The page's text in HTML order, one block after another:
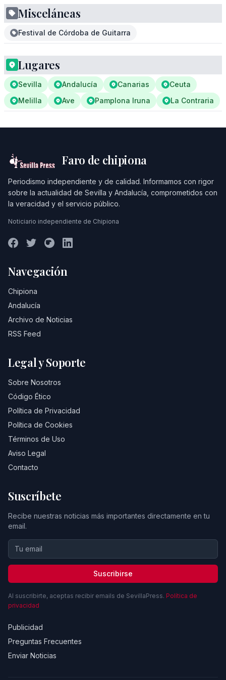
Misceláneas
Festival de Córdoba de Guitarra
Lugares
Sevilla Andalucía Canarias
Ceuta
Melilla
Ave Pamplona Iruna La Contraria
Faro de chipiona
Periodismo independiente y de calidad. Informamos con rigor
sobre la actualidad de Sevilla y Andalucía, comprometidos con
la veracidad y el servicio público.
Noticiario independiente de Chipiona
Navegación
Chipiona
Andalucía
Archivo de Noticias
RSS Feed
Legal y Soporte
Sobre Nosotros
Código Ético
Política de Privacidad
Política de Cookies
Términos de Uso
Aviso Legal
Contacto
Suscríbete
Recibe nuestras noticias más importantes directamente en tu
email.
Suscribirse
Al suscribirte, aceptas recibir emails de SevillaPress. Política de
privacidad
Publicidad
Preguntas Frecuentes
Enviar Noticias